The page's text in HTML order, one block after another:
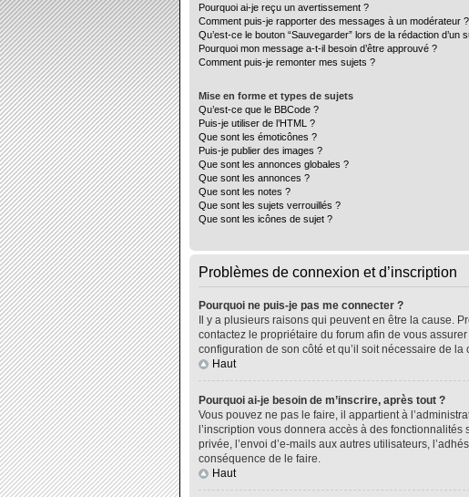
Pourquoi ai-je reçu un avertissement ?
Comment puis-je rapporter des messages à un modérateur ?
Qu’est-ce le bouton “Sauvegarder” lors de la rédaction d’un
Pourquoi mon message a-t-il besoin d’être approuvé ?
Comment puis-je remonter mes sujets ?
Mise en forme et types de sujets
Qu’est-ce que le BBCode ?
Puis-je utiliser de l’HTML ?
Que sont les émoticônes ?
Puis-je publier des images ?
Que sont les annonces globales ?
Que sont les annonces ?
Que sont les notes ?
Que sont les sujets verrouillés ?
Que sont les icônes de sujet ?
Problèmes de connexion et d’inscription
Pourquoi ne puis-je pas me connecter ?
Il y a plusieurs raisons qui peuvent en être la cause.
contactez le propriétaire du forum afin de vous
configuration de son côté et qu’il soit nécessaire de la
Haut
Pourquoi ai-je besoin de m’inscrire, après tout ?
Vous pouvez ne pas le faire, il appartient à
l’inscription vous donnera accès à des
privée, l’envoi d’e-mails aux autres utilisateurs,
conséquence de le faire.
Haut